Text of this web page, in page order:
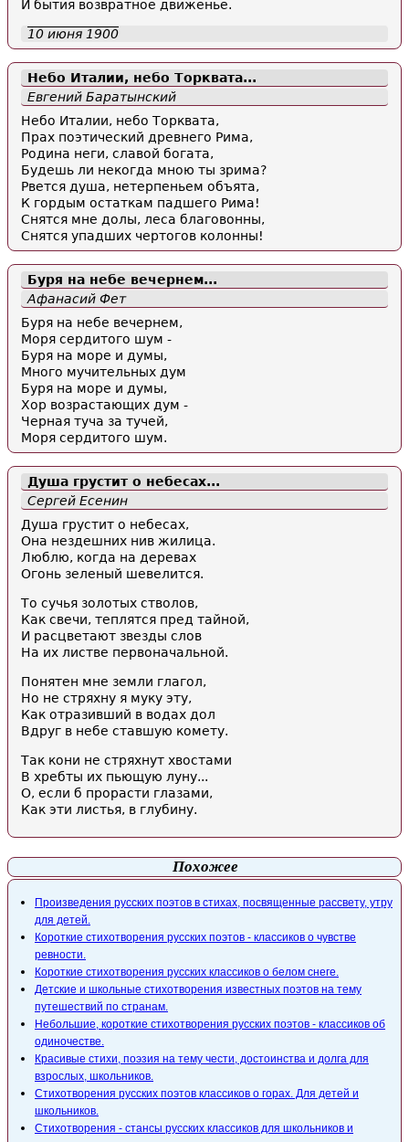
И бытия возвратное движенье.
10 июня 1900
Небо Италии, небо Торквата...
Евгений Баратынский
Небо Италии, небо Торквата,
Прах поэтический древнего Рима,
Родина неги, славой богата,
Будешь ли некогда мною ты зрима?
Рвется душа, нетерпеньем объята,
К гордым остаткам падшего Рима!
Снятся мне долы, леса благовонны,
Снятся упадших чертогов колонны!
Буря на небе вечернем...
Афанасий Фет
Буря на небе вечернем,
Моря сердитого шум -
Буря на море и думы,
Много мучительных дум
Буря на море и думы,
Хор возрастающих дум -
Черная туча за тучей,
Моря сердитого шум.
Душа грустит о небесах...
Сергей Есенин
Душа грустит о небесах,
Она нездешних нив жилица.
Люблю, когда на деревах
Огонь зеленый шевелится.
То сучья золотых стволов,
Как свечи, теплятся пред тайной,
И расцветают звезды слов
На их листве первоначальной.
Понятен мне земли глагол,
Но не стряхну я муку эту,
Как отразивший в водах дол
Вдруг в небе ставшую комету.
Так кони не стряхнут хвостами
В хребты их пьющую луну...
О, если б прорасти глазами,
Как эти листья, в глубину.
Похожее
Произведения русских поэтов в стихах, посвященные рассвету, утру
для детей.
Короткие стихотворения русских поэтов - классиков о чувстве
ревности.
Короткие стихотворения русских классиков о белом снеге.
Детские и школьные стихотворения известных поэтов на тему
путешествий по странам.
Небольшие, короткие стихотворения русских поэтов - классиков об
одиночестве.
Красивые стихи, поэзия на тему чести, достоинства и долга для
взрослых, школьников.
Стихотворения русских поэтов классиков о горах. Для детей и
школьников.
Стихотворения - стансы русских классиков для школьников и